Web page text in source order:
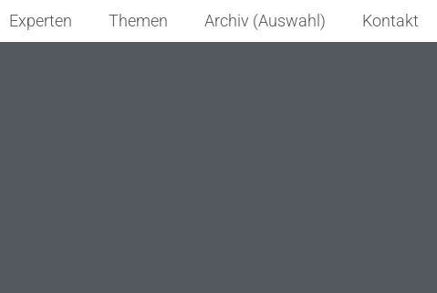
Experten Themen Archiv (Auswahl) Kontakt